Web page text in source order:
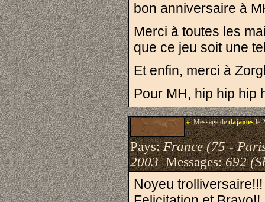
bon anniversaire à
Merci à toutes les
que ce jeu soit une
Et enfin, merci à
Pour MH, hip hip hip
#.Message dedajamesle
Pays:France (75 -
2003Messages:692
Noyeu trolliversaire!!!